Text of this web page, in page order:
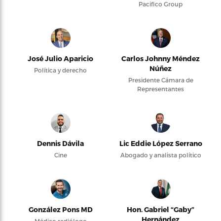
Pacifico Group
José Julio Aparicio
Política y derecho
Carlos Johnny Méndez
Núñez
Presidente Cámara de
Representantes
Dennis Dávila
Cine
Lic Eddie López Serrano
Abogado y analista político
González Pons MD
Hon. Gabriel “Gaby”
Hernández